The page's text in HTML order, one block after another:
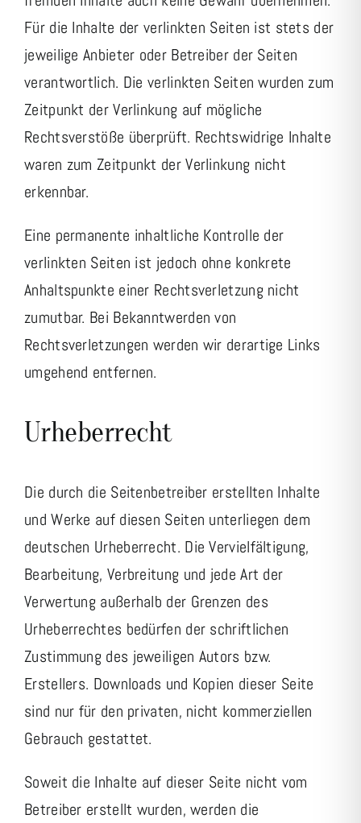
Für die Inhalte der verlinkten Seiten ist stets der
jeweilige Anbieter oder Betreiber der Seiten
verantwortlich. Die verlinkten Seiten wurden zum
Zeitpunkt der Verlinkung auf mögliche
Rechtsverstöße überprüft. Rechtswidrige Inhalte
waren zum Zeitpunkt der Verlinkung nicht
erkennbar.
Eine permanente inhaltliche Kontrolle der
verlinkten Seiten ist jedoch ohne konkrete
Anhaltspunkte einer Rechtsverletzung nicht
zumutbar. Bei Bekanntwerden von
Rechtsverletzungen werden wir derartige Links
umgehend entfernen.
Urheberrecht
Die durch die Seitenbetreiber erstellten Inhalte
und Werke auf diesen Seiten unterliegen dem
deutschen Urheberrecht. Die Vervielfältigung,
Bearbeitung, Verbreitung und jede Art der
Verwertung außerhalb der Grenzen des
Urheberrechtes bedürfen der schriftlichen
Zustimmung des jeweiligen Autors bzw.
Erstellers. Downloads und Kopien dieser Seite
sind nur für den privaten, nicht kommerziellen
Gebrauch gestattet.
Soweit die Inhalte auf dieser Seite nicht vom
Betreiber erstellt wurden, werden die